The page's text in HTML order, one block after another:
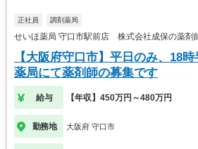
正社員 調剤薬局
せいほ薬局 守口市駅前店 株式会社成保の薬剤
【大阪府守口市】平日のみ、18
薬局にて薬剤師の募集です
給与 【年収】450万円～480万円
勤務地 大阪府 守口市